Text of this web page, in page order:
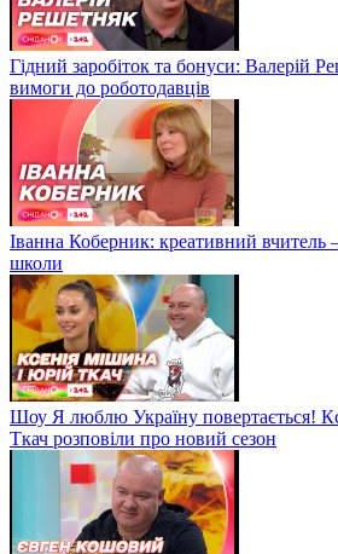
Гідний заробіток та бонуси: Валерій
вимоги до роботодавців
Іванна Коберник: креативний вчитель
школи
Шоу Я люблю Україну повертається!
Ткач розповіли про новий сезон